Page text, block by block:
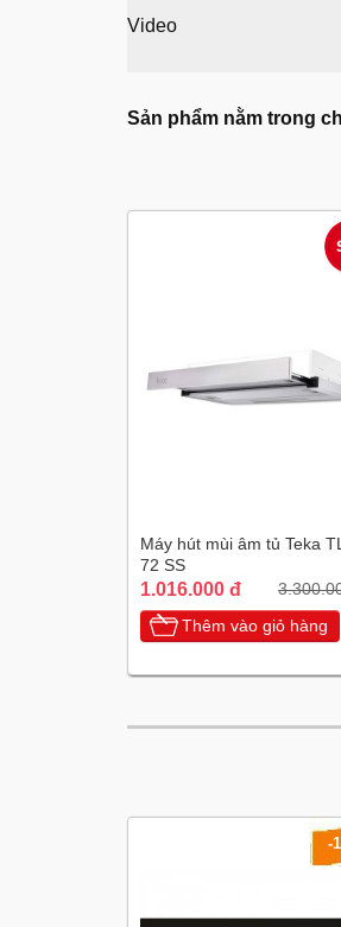
Video
Sản phẩm nằm trong
Máy hút mùi âm tủ Teka
72 SS
1.016.000 đ
Thêm vào giỏ hàng
-